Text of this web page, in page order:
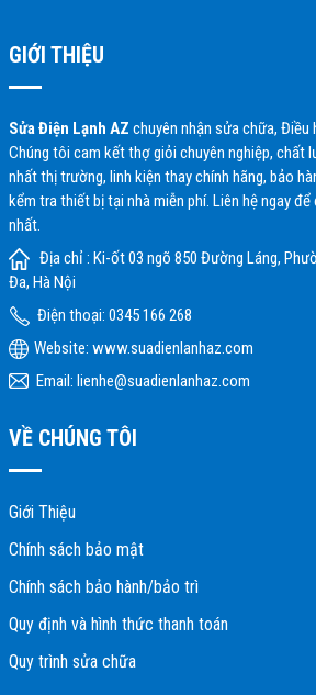
GIỚI THIỆU
Sửa Điện Lạnh AZ chuyên nhận sửa chữa, Điều
Chúng tôi cam kết thợ giỏi chuyên nghiệp, chất
nhất thị trường, linh kiện thay chính hãng, bảo
kểm tra thiết bị tại nhà miễn phí. Liên hệ ngay
nhất.
Địa chỉ : Ki-ốt 03 ngõ 850 Đường Láng,
Đa, Hà Nội
Điện thoại: 0345 166 268
Website: www.suadienlanhaz.com
Email: lienhe@suadienlanhaz.com
VỀ CHÚNG TÔI
Giới Thiệu
Chính sách bảo mật
Chính sách bảo hành/bảo trì
Quy định và hình thức thanh toán
Quy trình sửa chữa